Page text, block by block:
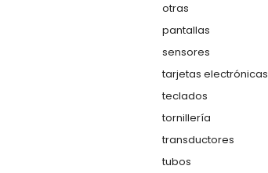
otras
pantallas
sensores
tarjetas electrónicas
teclados
tornillería
transductores
tubos